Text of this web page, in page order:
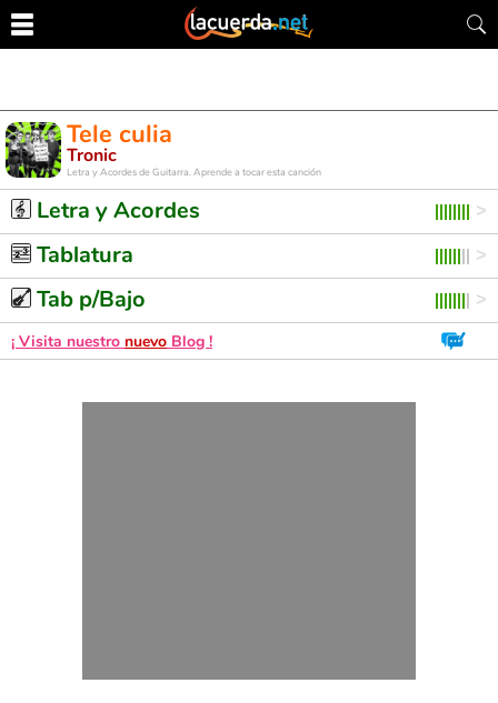
Tele culia
Tronic
Letra y Acordes de Guitarra. Aprende a tocar esta canción
Letra y Acordes
Tablatura
Tab p/Bajo
¡ Visita nuestro nuevo Blog !